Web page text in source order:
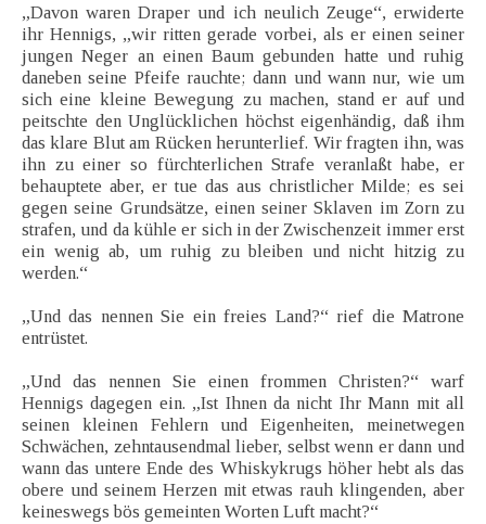
„Davon waren Draper und ich neulich Zeuge“, erwiderte
ihr Hennigs, „wir ritten gerade vorbei, als er einen seiner
jungen Neger an einen Baum gebunden hatte und ruhig
daneben seine Pfeife rauchte; dann und wann nur, wie um
sich eine kleine Bewegung zu machen, stand er auf und
peitschte den Unglücklichen höchst eigenhändig, daß ihm
das klare Blut am Rücken herunterlief. Wir fragten ihn, was
ihn zu einer so fürchterlichen Strafe veranlaßt habe, er
behauptete aber, er tue das aus christlicher Milde; es sei
gegen seine Grundsätze, einen seiner Sklaven im Zorn zu
strafen, und da kühle er sich in der Zwischenzeit immer erst
ein wenig ab, um ruhig zu bleiben und nicht hitzig zu
werden.“
„Und das nennen Sie ein freies Land?“ rief die Matrone
entrüstet.
„Und das nennen Sie einen frommen Christen?“ warf
Hennigs dagegen ein. „Ist Ihnen da nicht Ihr Mann mit all
seinen kleinen Fehlern und Eigenheiten, meinetwegen
Schwächen, zehntausendmal lieber, selbst wenn er dann und
wann das untere Ende des Whiskykrugs höher hebt als das
obere und seinem Herzen mit etwas rauh klingenden, aber
keineswegs bös gemeinten Worten Luft macht?“